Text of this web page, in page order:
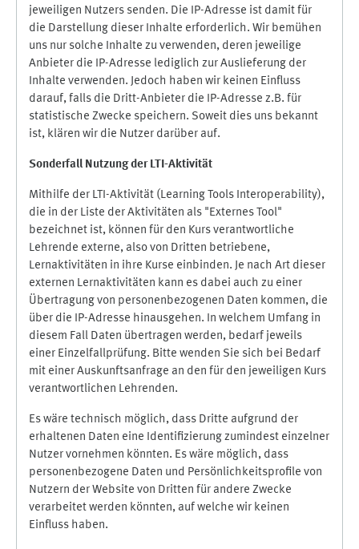
jeweiligen Nutzers senden. Die IP-Adresse ist damit für
die Darstellung dieser Inhalte erforderlich. Wir bemühen
uns nur solche Inhalte zu verwenden, deren jeweilige
Anbieter die IP-Adresse lediglich zur Auslieferung der
Inhalte verwenden. Jedoch haben wir keinen Einfluss
darauf, falls die Dritt-Anbieter die IP-Adresse z.B. für
statistische Zwecke speichern. Soweit dies uns bekannt
ist, klären wir die Nutzer darüber auf.
Sonderfall Nutzung der LTI-Aktivität
Mithilfe der LTI-Aktivität (Learning Tools Interoperability),
die in der Liste der Aktivitäten als "Externes Tool"
bezeichnet ist, können für den Kurs verantwortliche
Lehrende externe, also von Dritten betriebene,
Lernaktivitäten in ihre Kurse einbinden. Je nach Art dieser
externen Lernaktivitäten kann es dabei auch zu einer
Übertragung von personenbezogenen Daten kommen, die
über die IP-Adresse hinausgehen. In welchem Umfang in
diesem Fall Daten übertragen werden, bedarf jeweils
einer Einzelfallprüfung. Bitte wenden Sie sich bei Bedarf
mit einer Auskunftsanfrage an den für den jeweiligen Kurs
verantwortlichen Lehrenden.
Es wäre technisch möglich, dass Dritte aufgrund der
erhaltenen Daten eine Identifizierung zumindest einzelner
Nutzer vornehmen könnten. Es wäre möglich, dass
personenbezogene Daten und Persönlichkeitsprofile von
Nutzern der Website von Dritten für andere Zwecke
verarbeitet werden könnten, auf welche wir keinen
Einfluss haben.